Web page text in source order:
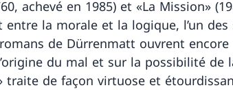
achevé en 1985) et «La Mission»
la morale et la logique, l’un
de Dürrenmatt ouvrent
du mal et sur la possibilité de
traite de façon virtuose et